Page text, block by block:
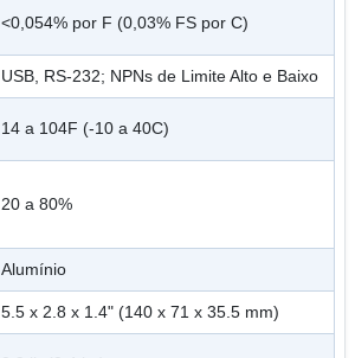
<0,054% por F (0,03% FS por C)
USB, RS-232; NPNs de Limite Alto e Baixo
14 a 104F (-10 a 40C)
20 a 80%
Alumínio
5.5 x 2.8 x 1.4" (140 x 71 x 35.5 mm)